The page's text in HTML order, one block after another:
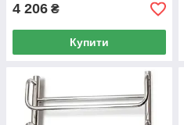
4 206 ₴
Купити